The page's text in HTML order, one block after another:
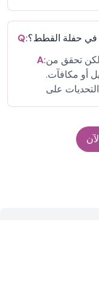
Q:في حفلة القطط؟
A:تحقق من
أو مكافآت.